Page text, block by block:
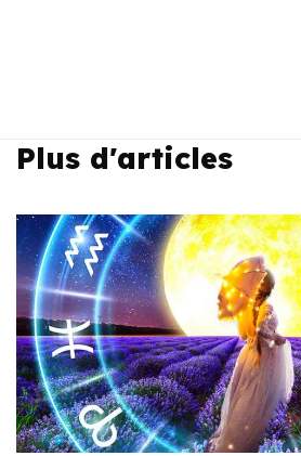
Plus d'articles